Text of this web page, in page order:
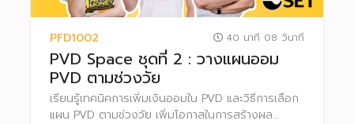
PFD1002 40 นาที 08 วินาที
PVD Space ชุดที่ 2 : วางแผนออม
PVD ตามช่วงวัย
เรียนรู้เทคนิคการเพิ่มเงินออมใน PVD และวิธีการเลือก
แผน PVD ตามช่วงวัย เพิ่มโอกาสในการสร้างผล